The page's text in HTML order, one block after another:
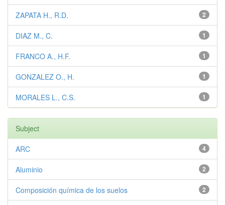
2
ZAPATA H., R.D.
1
DIAZ M., C.
1
FRANCO A., H.F.
1
GONZALEZ O., H.
1
MORALES L., C.S.
Subject
4
ARC
2
Aluminio
2
Composición química de los suelos